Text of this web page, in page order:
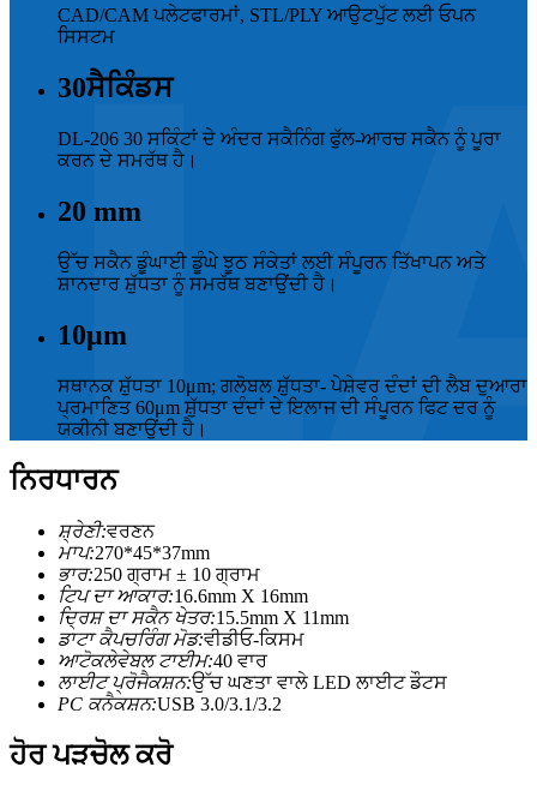
CAD/CAM ਪਲੇਟਫਾਰਮਾਂ, STL/PLY ਆਉਟਪੁੱਟ ਲਈ ਓਪਨ
ਸਿਸਟਮ
30ਸੈਕਿੰਡਸ
DL-206 30 ਸਕਿੰਟਾਂ ਦੇ ਅੰਦਰ ਸਕੈਨਿੰਗ ਫੁੱਲ-ਆਰਚ ਸਕੈਨ ਨੂੰ ਪੂਰਾ
ਕਰਨ ਦੇ ਸਮਰੱਥ ਹੈ।
20 mm
ਉੱਚ ਸਕੈਨ ਡੂੰਘਾਈ ਡੂੰਘੇ ਝੂਠ ਸੰਕੇਤਾਂ ਲਈ ਸੰਪੂਰਨ ਤਿੱਖਾਪਨ ਅਤੇ
ਸ਼ਾਨਦਾਰ ਸ਼ੁੱਧਤਾ ਨੂੰ ਸਮਰੱਥ ਬਣਾਉਂਦੀ ਹੈ।
10μm
ਸਥਾਨਕ ਸ਼ੁੱਧਤਾ 10μm; ਗਲੋਬਲ ਸ਼ੁੱਧਤਾ- ਪੇਸ਼ੇਵਰ ਦੰਦਾਂ ਦੀ ਲੈਬ ਦੁਆਰਾ
ਪ੍ਰਮਾਣਿਤ 60μm ਸ਼ੁੱਧਤਾ ਦੰਦਾਂ ਦੇ ਇਲਾਜ ਦੀ ਸੰਪੂਰਨ ਫਿਟ ਦਰ ਨੂੰ
ਯਕੀਨੀ ਬਣਾਉਂਦੀ ਹੈ।
ਨਿਰਧਾਰਨ
ਸ਼੍ਰੇਣੀ:ਵਰਣਨ
ਮਾਪ:270*45*37mm
ਭਾਰ:250 ਗ੍ਰਾਮ ± 10 ਗ੍ਰਾਮ
ਟਿਪ ਦਾ ਆਕਾਰ:16.6mm X 16mm
ਦ੍ਰਿਸ਼ ਦਾ ਸਕੈਨ ਖੇਤਰ:15.5mm X 11mm
ਡਾਟਾ ਕੈਪਚਰਿੰਗ ਮੋਡ:ਵੀਡੀਓ-ਕਿਸਮ
ਆਟੋਕਲੇਵੇਬਲ ਟਾਈਮ:40 ਵਾਰ
ਲਾਈਟ ਪ੍ਰੋਜੈਕਸ਼ਨ:ਉੱਚ ਘਣਤਾ ਵਾਲੇ LED ਲਾਈਟ ਡੌਟਸ
PC ਕਨੈਕਸ਼ਨ:USB 3.0/3.1/3.2
ਹੋਰ ਪੜਚੋਲ ਕਰੋ